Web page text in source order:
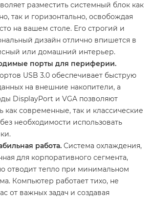
разместить системный блок как
так и горизонтально, освобождая
на вашем столе. Его строгий и
дизайн отлично впишется в
или домашний интерьер.
порты для периферии.
USB 3.0 обеспечивает быструю
на внешние накопители, а
DisplayPort и VGA позволяют
как современные, так и классические
необходимости использовать
работа. Система охлаждения,
для корпоративного сегмента,
отводит тепло при минимальном
Компьютер работает тихо, не
от важных задач и создавая